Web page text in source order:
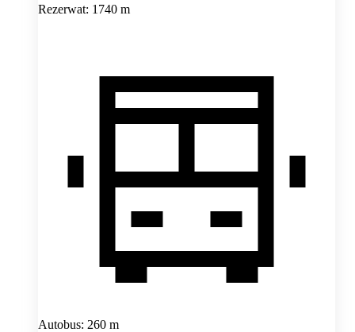
Rezerwat: 1740 m
Autobus: 260 m